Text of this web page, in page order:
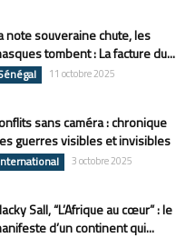
note souveraine chute, les
tombent : La facture du...
11 octobre 2025
sans caméra : chronique
guerres visibles et invisibles
3 octobre 2025
Sall, “L’Afrique au cœur” : le
d’un continent qui...